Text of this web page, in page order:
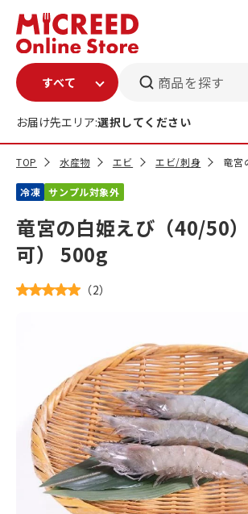
商品を探す
お届け先エリア:選択してください
TOP 水産物 エビ エビ/刺身 竜宮
冷凍 サンプル対象外
竜宮の白姫えび（40/50
可） 500g
（2）